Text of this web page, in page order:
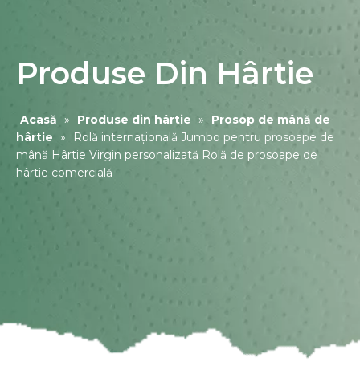
Produse Din Hârtie
Acasă » Produse din hârtie »
Prosop de mână de
hârtie »
Rolă internațională Jumbo pentru prosoape de
mână Hârtie Virgin personalizată Rolă de prosoape de
hârtie comercială